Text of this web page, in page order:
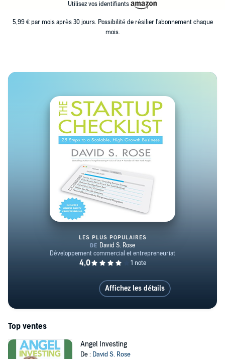
Utilisez vos identifiants
5,99 € par mois après 30 jours. Possibilité de résilier l'abonnement chaque
mois.
The Startup Checklist
LES PLUS POPULAIRES
Affichez les détails
Top ventes
Angel Investing
De : David S. Rose